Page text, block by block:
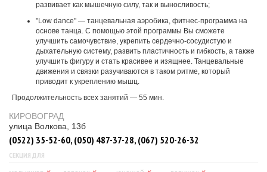
развивает как мышечную силу, так и выносливость;
"Low dance" — танцевальная аэробика, фитнес-программа на
основе танца. С помощью этой программы Вы сможете
улучшить самочувствие, укрепить сердечно-сосудистую и
дыхательную систему, развить пластичность и гибкость, а также
улучшить фигуру и стать красивее и изящнее. Танцевальные
движения и связки разучиваются в таком ритме, который
приводит к укреплению мышц.
Продолжительность всех занятий — 55 мин.
КИРОВОГРАД
улица Волкова, 13б
(0522) 35-52-60, (050) 487-37-28, (067) 520-26-32
СЕКЦИЯ ДЛЯ